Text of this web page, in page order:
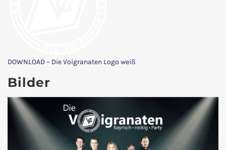
DOWNLOAD – Die Voigranaten Logo weiß
Bilder